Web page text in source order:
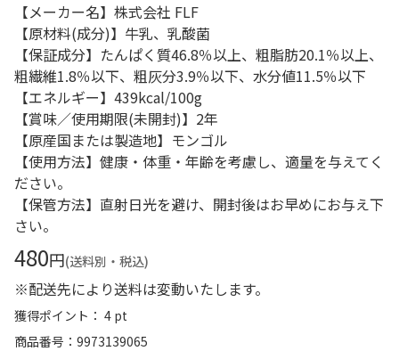
【メーカー名】株式会社 FLF
【原材料(成分)】牛乳、乳酸菌
【保証成分】たんぱく質46.8％以上、粗脂肪20.1％以上、
粗繊維1.8％以下、粗灰分3.9％以下、水分値11.5％以下
【エネルギー】439kcal/100g
【賞味／使用期限(未開封)】2年
【原産国または製造地】モンゴル
【使用方法】健康・体重・年齢を考慮し、適量を与えてく
ださい。
【保管方法】直射日光を避け、開封後はお早めにお与え下
さい。
480円(送料別・税込)
※配送先により送料は変動いたします。
獲得ポイント： 4 pt
商品番号
9973139065